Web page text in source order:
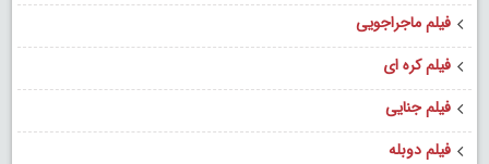
فیلم ماجراجویی
فیلم کره ای
فیلم جنایی
فیلم دوبله